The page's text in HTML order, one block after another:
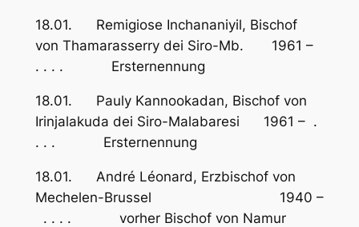
18.01. Remigiose Inchananiyil, Bischof
von Thamarasserry dei Siro-Mb. 1961 –
. . . . Ersternennung
18.01. Pauly Kannookadan, Bischof von
Irinjalakuda dei Siro-Malabaresi 1961 – .
. . . Ersternennung
18.01. André Léonard, Erzbischof von
Mechelen-Brussel 1940 –
. . . . vorher Bischof von Namur